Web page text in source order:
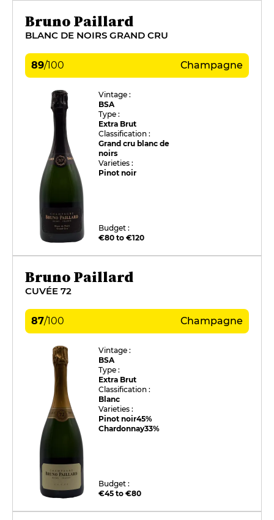
Bruno Paillard
BLANC DE NOIRS GRAND CRU
89/100 Champagne
Vintage :
BSA
Type :
Extra Brut
Classification :
Grand cru blanc de
noirs
Varieties :
Pinot noir
Budget :
€80 to €120
Bruno Paillard
CUVÉE 72
87/100 Champagne
Vintage :
BSA
Type :
Extra Brut
Classification :
Blanc
Varieties :
Pinot noir45%
Chardonnay33%
Budget :
€45 to €80